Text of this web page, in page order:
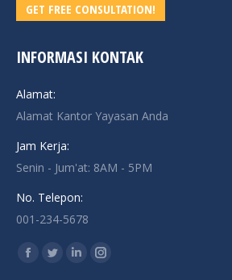
GET FREE CONSULTATION!
INFORMASI KONTAK
Alamat:
Alamat Kantor Yayasan Anda
Jam Kerja:
Senin - Jum'at: 8AM - 5PM
No. Telepon:
001-234-5678
Find us on:
Facebook
TwitterLinkedinInstagram